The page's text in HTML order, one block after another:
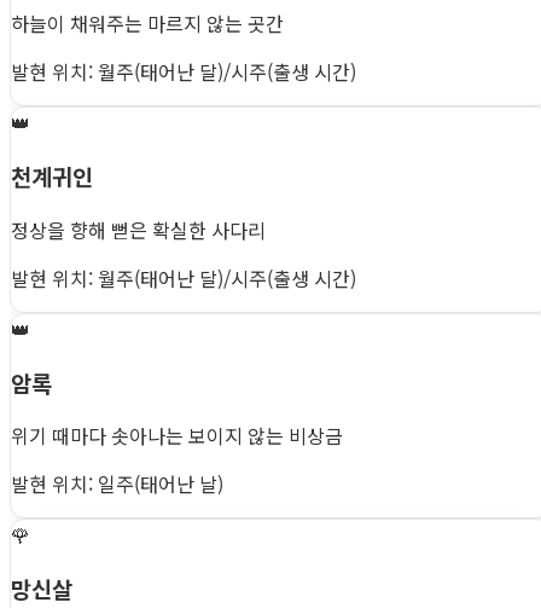
하늘이 채워주는 마르지 않는 곳간
발현 위치: 월주(태어난 달)/시주(출생 시간)
👑
천계귀인
정상을 향해 뻗은 확실한 사다리
발현 위치: 월주(태어난 달)/시주(출생 시간)
👑
암록
위기 때마다 솟아나는 보이지 않는 비상금
발현 위치: 일주(태어난 날)
🌹
망신살